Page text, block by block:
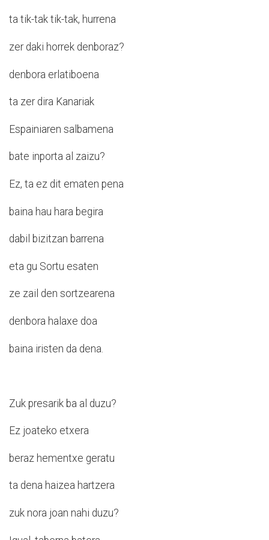
ta tik-tak tik-tak, hurrena
zer daki horrek denboraz?
denbora erlatiboena
ta zer dira Kanariak
Espainiaren salbamena
bate inporta al zaizu?
Ez, ta ez dit ematen pena
baina hau hara begira
dabil bizitzan barrena
eta gu Sortu esaten
ze zail den sortzearena
denbora halaxe doa
baina iristen da dena.
Zuk presarik ba al duzu?
Ez joateko etxera
beraz hementxe geratu
ta dena haizea hartzera
zuk nora joan nahi duzu?